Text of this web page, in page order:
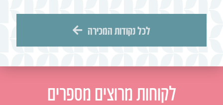
לכל נקודות המכירה
לקוחות מרוצים מספרים